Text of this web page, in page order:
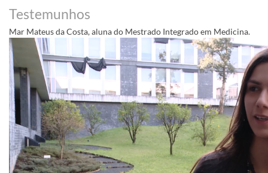
Testemunhos
​Mar Mat​eus da Costa, aluna do Mestrado Integrado em Medicina.